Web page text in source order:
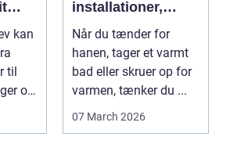
kan
til
og
installationer,
komfort og
energiforbrug
Når du tænder for
hanen, tager et varmt
bad eller skruer op for
varmen, tænker du ...
07 March 2026